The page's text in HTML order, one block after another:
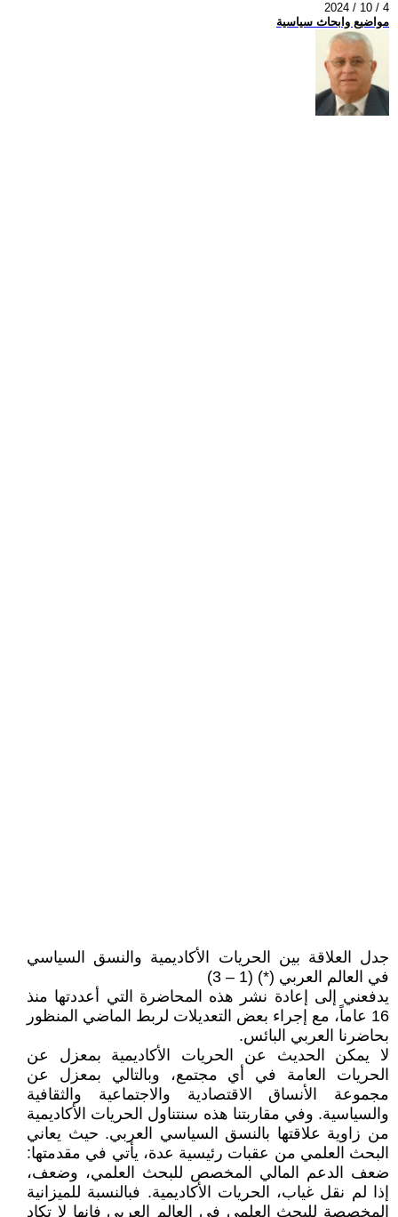
2024 / 10 / 4
مواضيع وابحاث سياسية
جدل العلاقة بين الحريات الأكاديمية والنسق السياسي
في العالم العربي (*) (1 – 3)
يدفعني إلى إعادة نشر هذه المحاضرة التي أعددتها منذ
16 عاماً، مع إجراء بعض التعديلات لربط الماضي المنظور
بحاضرنا العربي البائس.
لا يمكن الحديث عن الحريات الأكاديمية بمعزل عن
الحريات العامة في أي مجتمع، وبالتالي بمعزل عن
مجموعة الأنساق الاقتصادية والاجتماعية والثقافية
والسياسية. وفي مقاربتنا هذه سنتناول الحريات الأكاديمية
من زاوية علاقتها بالنسق السياسي العربي. حيث يعاني
البحث العلمي من عقبات رئيسية عدة، يأتي في مقدمتها:
ضعف الدعم المالي المخصص للبحث العلمي، وضعف،
إذا لم نقل غياب، الحريات الأكاديمية. فبالنسبة للميزانية
المخصصة للبحث العلمي في العالم العربي فإنها لا تكاد